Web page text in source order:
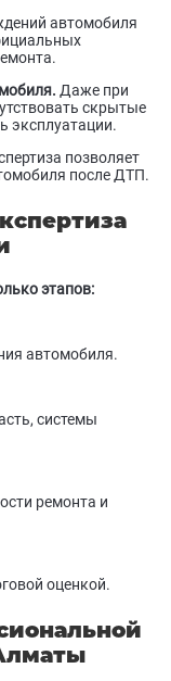
автомобиля
Даже при
скрытые
эксплуатации.
позволяет
после ДТП.
этапов:
автомобиля.
системы
ремонта и
оценкой.